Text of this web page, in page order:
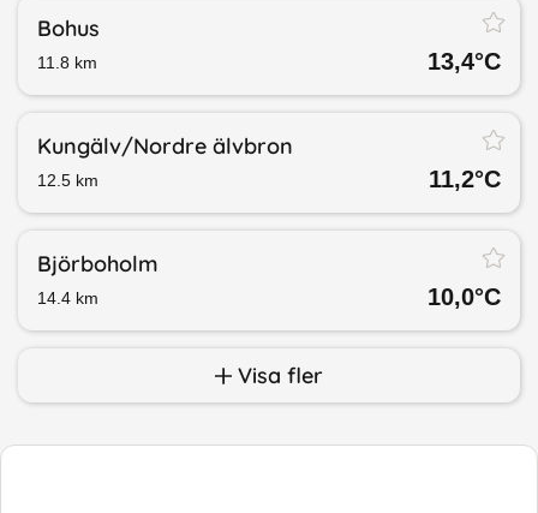
Bohus
11.8 km 13,4°C
Kungälv/​Nordre älvbron
12.5 km 11,2°C
Björboholm
14.4 km 10,0°C
Visa fler